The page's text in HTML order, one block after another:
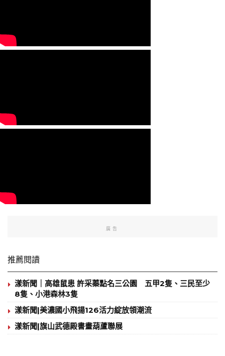
廣告
推薦閱讀
漾新聞｜高雄鼠患 許采蓁點名三公園 五甲2隻、三民至少
8隻、小港森林3隻
漾新聞|美濃國小飛揚126活力綻放領潮流
漾新聞|旗山武德殿書畫葫蘆聯展